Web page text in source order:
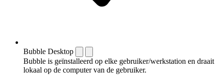
Bubble Desktop
Bubble is geïnstalleerd op elke gebruiker/werkstation en draait
lokaal op de computer van de gebruiker.